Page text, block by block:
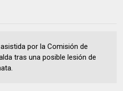
por la Comisión de
tras una posible lesión de